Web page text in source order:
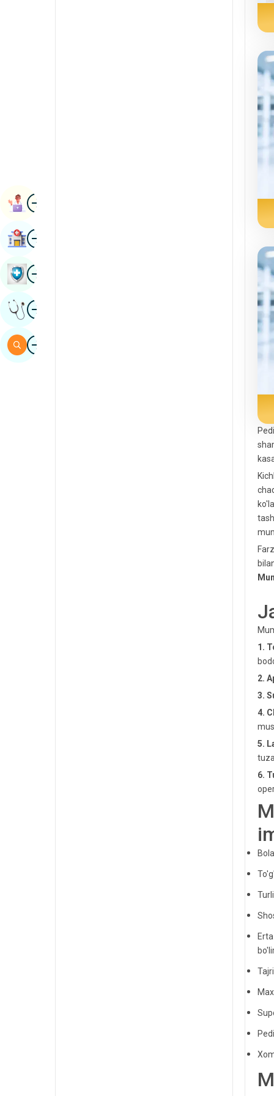
1.
2.
3.
4.
5.
6.
suratKitobni Tayinlash
suratKasalxonani Toping
suratSog'liqni Saqlash Tekshiruvi Kitobi
suratMutaxassis Fikrini Oling
suratQidirish